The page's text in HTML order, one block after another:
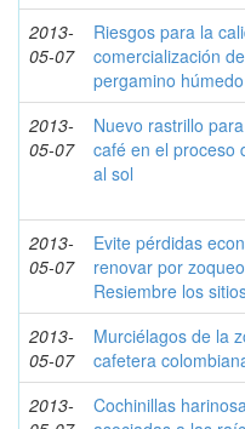
2013-
05-07
Riesgos para la
comercialización
pergamino húmedo
2013-
05-07
Nuevo rastrillo
café en el proceso
al sol
2013-
05-07
Evite pérdidas
renovar por
Resiembre los
2013-
05-07
Murciélagos de la
cafetera
2013-
Cochinillas